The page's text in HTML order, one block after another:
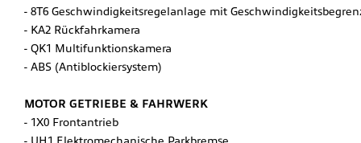
8T6 Geschwindigkeitsregelanlage mit
KA2 Rückfahrkamera
QK1 Multifunktionskamera
ABS (Antiblockiersystem)
MOTOR GETRIEBE & FAHRWERK
1X0 Frontantrieb
UH1 Elektromechanische Parkbremse